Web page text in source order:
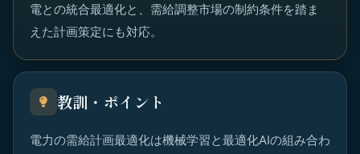
電との統合最適化と、需給調整市場の制約条件を踏ま
えた計画策定にも対応。
教訓・ポイント
電力の需給計画最適化は機械学習と最適化AIの組み合わ